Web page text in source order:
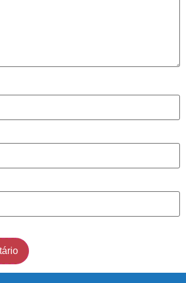
da sua coluna e nossos profissionais
(011) 2091-1267